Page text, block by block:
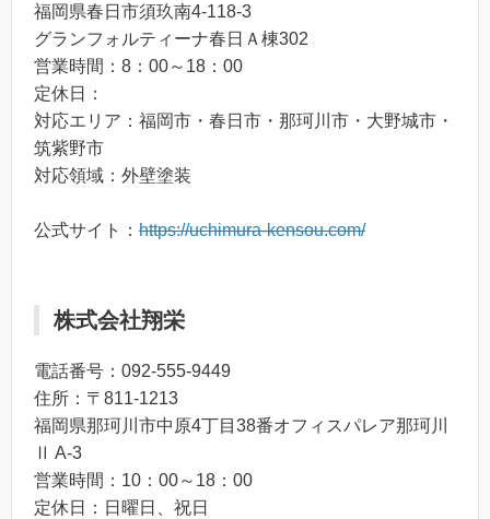
福岡県春日市須玖南4-118-3
グランフォルティーナ春日Ａ棟302
営業時間：8：00～18：00
定休日：
対応エリア：福岡市・春日市・那珂川市・大野城市・
筑紫野市
対応領域：外壁塗装
公式サイト： https://uchimura-kensou.com/
株式会社翔栄
電話番号：092-555-9449
住所：〒811-1213
福岡県那珂川市中原4丁目38番オフィスパレア那珂川
Ⅱ A-3
営業時間：10：00～18：00
定休日：日曜日、祝日